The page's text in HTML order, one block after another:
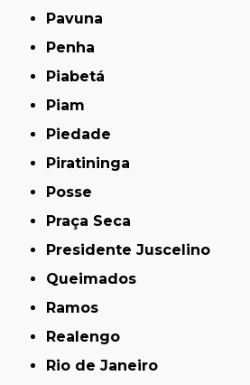
Pavuna
Penha
Piabetá
Piam
Piedade
Piratininga
Posse
Praça Seca
Presidente Juscelino
Queimados
Ramos
Realengo
Rio de Janeiro